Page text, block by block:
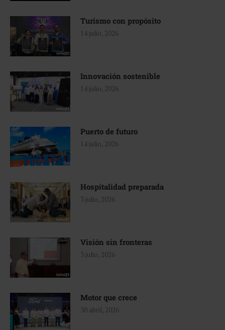
Turismo con propósito
14 julio, 2026
Innovación sostenible
14 julio, 2026
Puerto de futuro
14 julio, 2026
Hospitalidad preparada
3 julio, 2026
Visión sin fronteras
3 julio, 2026
Motor que crece
30 abril, 2026